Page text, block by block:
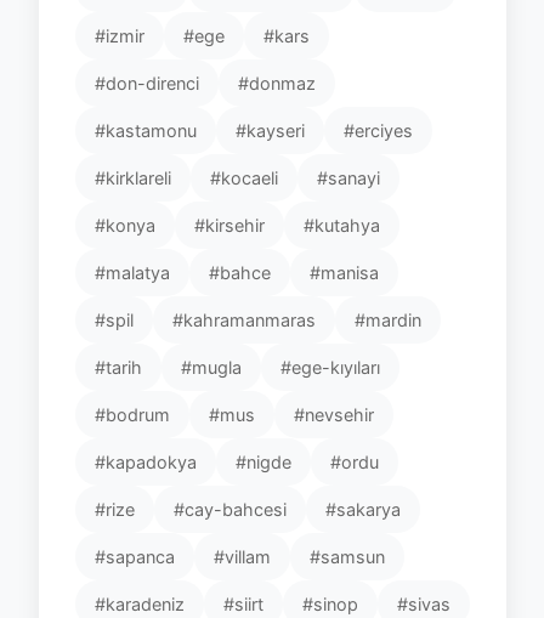
#izmir #ege #kars
#don-direnci #donmaz
#kastamonu #kayseri #erciyes
#kirklareli #kocaeli #sanayi
#konya #kirsehir #kutahya
#malatya #bahce #manisa
#spil #kahramanmaras #mardin
#tarih #mugla #ege-kıyıları
#bodrum #mus #nevsehir
#kapadokya #nigde #ordu
#rize #cay-bahcesi #sakarya
#sapanca #villam #samsun
#karadeniz #siirt #sinop #sivas